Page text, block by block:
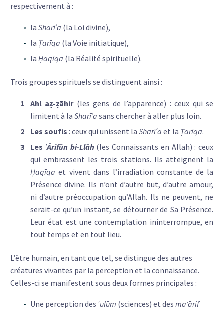
respectivement à :
la Sharīʿa (la Loi divine),
la Ṭarīqa (la Voie initiatique),
la Ḥaqīqa (la Réalité spirituelle).
Trois groupes spirituels se distinguent ainsi :
Ahl aẓ-ẓāhir(les gens de l’apparence) : ceux qui se
limitent à la Sharīʿa sans chercher à aller plus loin.
Les soufis : ceux qui unissent la Sharīʿa et la Ṭarīqa.
Les ʿĀrifūn bi-Llāh (les Connaissants en Allah) : ceux
qui embrassent les trois stations. Ils atteignent la
Ḥaqīqa et vivent dans l’irradiation constante de la
Présence divine. Ils n’ont d’autre but, d’autre amour,
ni d’autre préoccupation qu’Allah. Ils ne peuvent, ne
serait-ce qu’un instant, se détourner de Sa Présence.
Leur état est une contemplation ininterrompue, en
tout temps et en tout lieu.
L’être humain, en tant que tel, se distingue des autres
créatures vivantes par la perception et la connaissance.
Celles-ci se manifestent sous deux formes principales :
Une perception des ‘ulūm (sciences) et des ma‘ārif